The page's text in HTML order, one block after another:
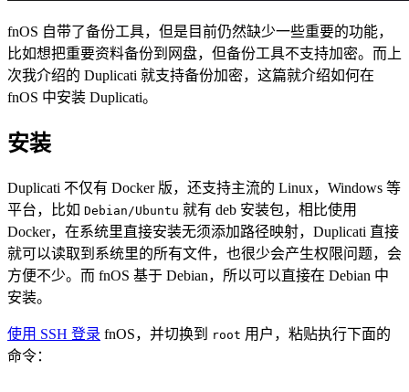
fnOS 自带了备份工具，但是目前仍然缺少一些重要的功能，
比如想把重要资料备份到网盘，但备份工具不支持加密。而上
次我介绍的 Duplicati 就支持备份加密，这篇就介绍如何在
fnOS 中安装 Duplicati。
安装
Duplicati 不仅有 Docker 版，还支持主流的 Linux，Windows 等
平台，比如 Debian/Ubuntu 就有 deb 安装包，相比使用
Docker，在系统里直接安装无须添加路径映射，Duplicati 直接
就可以读取到系统里的所有文件，也很少会产生权限问题，会
方便不少。而 fnOS 基于 Debian，所以可以直接在 Debian 中
安装。
使用 SSH 登录 fnOS，并切换到 root 用户，粘贴执行下面的
命令：